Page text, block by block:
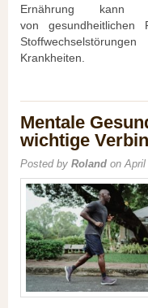
Ernährung
v‬on gesundheitlichen
Krankheiten.
Mentale
wichtige
Posted by Roland on